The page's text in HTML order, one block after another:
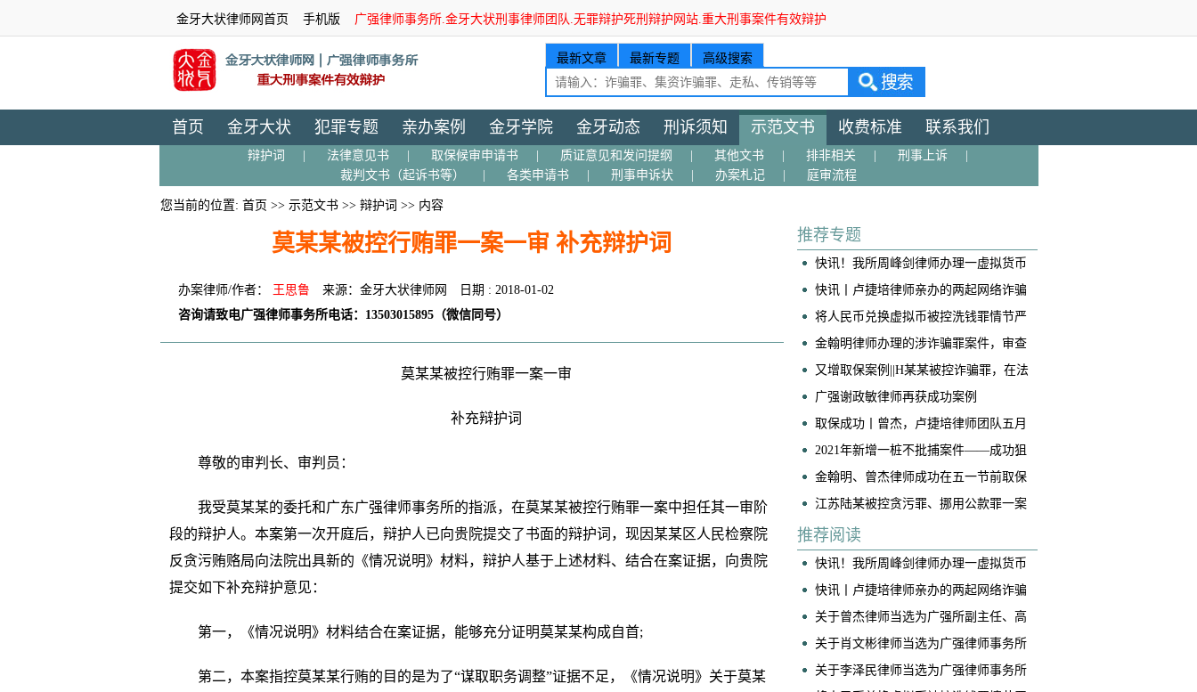
金牙大状律师网首页 手机版 广强律师事务所.金牙大状刑事律师团队.无罪辩护死刑辩护网站.重大刑事案件有效辩护
最新文章 最新专题 高级搜索
首页 金牙大状 犯罪专题 亲办案例 金牙学院 金牙动态 刑诉须知 示范文书 收费标准 联系我们
辩护词 法律意见书 取保候审申请书 质证意见和发问提纲 其他文书 排非相关 刑事上诉
裁判文书（起诉书等）
各类申请书 刑事申诉状 办案札记 庭审流程
您当前的位置: 首页 >> 示范文书>> 辩护词 >> 内容
莫某某被控行贿罪一案一审 补充辩护词
办案律师/作者： 王思鲁 来源：金牙大状律师网
日期 : 2018-01-02
咨询请致电广强律师事务所电话：13503015895（微信同号）
莫某某被控行贿罪一案一审
补充辩护词
尊敬的审判长、审判员：
我受莫某某的委托和广东广强律师事务所的指派，在莫某某被控行贿罪一案中担任其一审阶
段的辩护人。本案第一次开庭后，辩护人已向贵院提交了书面的辩护词，现因某某区人民检察院
反贪污贿赂局向法院出具新的《情况说明》材料，辩护人基于上述材料、结合在案证据，向贵院
提交如下补充辩护意见：
第一，《情况说明》材料结合在案证据，能够充分证明莫某某构成自首;
第二，本案指控莫某某行贿的目的是为了“谋取职务调整”证据不足，《情况说明》关于莫某
推荐专题
快讯！我所周峰剑律师办理一虚拟货币
交易所帮信案获判免于处罚
快讯丨卢捷培律师亲办的两起网络诈骗
案获不起诉！
将人民币兑换虚拟币被控洗钱罪情节严
重，我是如何争取到全案减轻处罚的！
​金翰明律师办理的涉诈骗罪案件，审查
起诉阶段当事人成功取保
又增取保案例||H某某被控诈骗罪，在法
院阶段获得取保候审
广强谢政敏律师再获成功案例
取保成功丨曾杰，卢捷培律师团队五月
底连续两起案件成功取保
2021年新增一桩不批捕案件——成功狙
击“仙人跳”
金翰明、曾杰律师成功在五一节前取保
一名诈骗案当事人
江苏陆某被控贪污罪、挪用公款罪一案
(挪用公款罪不成立)
推荐阅读
快讯！我所周峰剑律师办理一虚拟货币
交易所帮信案获判免于处罚
快讯丨卢捷培律师亲办的两起网络诈骗
案获不起诉！
关于曾杰律师当选为广强所副主任、高
级合伙人的公告
关于肖文彬律师当选为广强律师事务所
副主任、高级合伙人的公告
关于李泽民律师当选为广强律师事务所